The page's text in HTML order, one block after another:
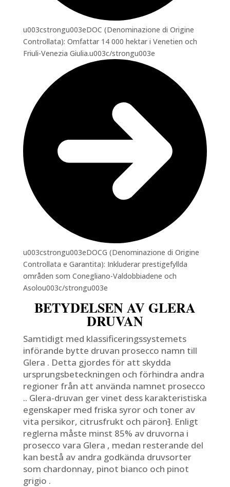
u003cstrongu003eDOC (Denominazione di Origine
Controllata): Omfattar 14 000 hektar i Venetien och
Friuli-Venezia Giulia.u003c/strongu003e
u003cstrongu003eDOCG (Denominazione di Origine
Controllata e Garantita): Inkluderar prestigefyllda
områden som Conegliano-Valdobbiadene och
Asolou003c/strongu003e
BETYDELSEN AV GLERA
DRUVAN
Samtidigt med klassificeringssystemets
införande bytte druvan prosecco namn till
Glera . Detta gjordes för att skydda
ursprungsbeteckningen och förhindra andra
regioner från att använda namnet prosecco
.. Glera-druvan ger vinet dess karakteristiska
egenskaper med friska syror och toner av
vita persikor, citrusfrukt och päron]. Enligt
reglerna måste minst 85% av druvorna i
prosecco vara Glera , medan resterande del
kan bestå av andra godkända druvsorter
som chardonnay, pinot bianco och pinot
grigio .